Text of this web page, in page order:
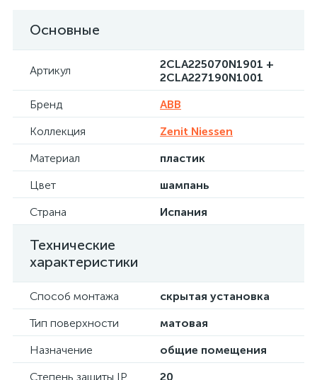
Основные
Артикул
2CLA225070N1901 +
2CLA227190N1001
Бренд
ABB
Коллекция
Zenit Niessen
Материал
пластик
Цвет
шампань
Страна
Испания
Технические
характеристики
Способ монтажа
скрытая установка
Тип поверхности
матовая
Назначение
общие помещения
Степень защиты IP
20